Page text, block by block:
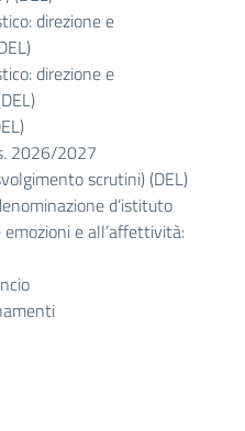
direzione e
direzione e
2026/2027
scrutini) (DEL)
d’istituto
e all’affettività: